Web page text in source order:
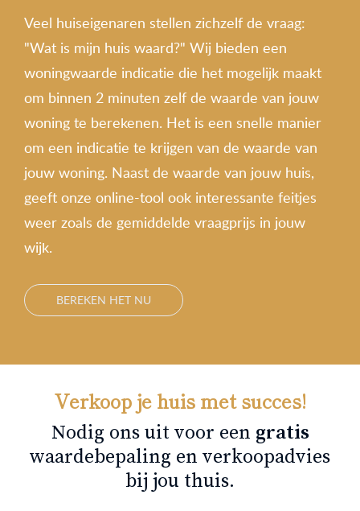
Veel huiseigenaren stellen zichzelf de vraag:
"Wat is mijn huis waard?" Wij bieden een
woningwaarde indicatie die het mogelijk maakt
om binnen 2 minuten zelf de waarde van jouw
woning te berekenen. Het is een snelle manier
om een indicatie te krijgen van de waarde van
jouw woning. Naast de waarde van jouw huis,
geeft onze online-tool ook interessante feitjes
weer zoals de gemiddelde vraagprijs in jouw
wijk.
BEREKEN HET NU
Verkoop je huis met succes!
Nodig ons uit voor een gratis
waardebepaling en verkoopadvies
bij jou thuis.